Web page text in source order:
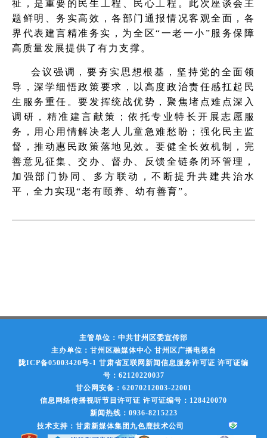
祉，是重要的民生工程、民心工程。此次座谈会主
题鲜明、务实高效，各部门通报情况客观全面，各
界代表建言精准务实，为全区“一老一小”服务保障
高质量发展提供了有力支撑。
会议强调，要夯实思想根基，坚持党的全面领
导，深学细悟政策要求，以高度政治责任感扛起民
生服务重任。要发挥统战优势，聚焦堵点难点深入
调研，精准建言献策；依托专业特长开展志愿服
务，用心用情解决老人儿童急难愁盼；强化民主监
督，推动惠民政策落地见效。要健全长效机制，完
善意见征集、交办、督办、反馈全链条闭环管理，
加强部门协同、多方联动，不断提升共建共治水
平，全力实现“老有颐养、幼有善育”。
主管单位：中共甘州区委宣传部
主办单位：甘州区融媒体中心 甘州区广播电视台
陇ICP备05003420号-1 甘肃省互联网新闻信息服务许可证 许可证编
号：62120220037
甘公网安备：62070212003-22001
信息网络传播视听节目许可证 许可证编号：128420070
新闻热线：0936-8215223
技术支持：甘肃新媒体集团九色鹿技术公司